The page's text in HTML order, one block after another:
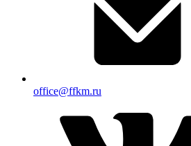
office@ffkm.ru